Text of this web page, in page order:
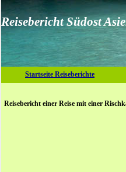
Reisebericht Südost
Startseite Reiseberichte
Reisebericht einer Reise mit einer